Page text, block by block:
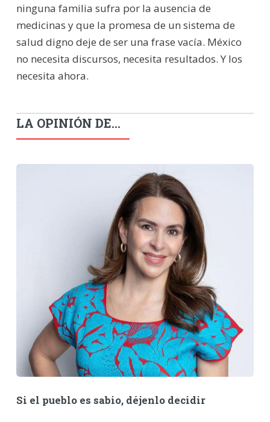
ninguna familia sufra por la ausencia de
medicinas y que la promesa de un sistema de
salud digno deje de ser una frase vacía. México
no necesita discursos, necesita resultados. Y los
necesita ahora.
LA OPINIÓN DE...
Si el pueblo es sabio, déjenlo decidir